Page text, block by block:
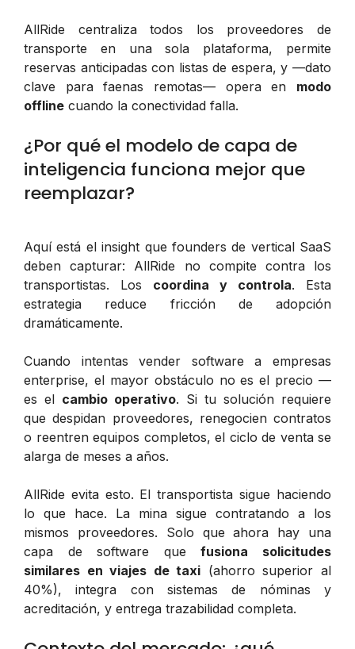
AllRide centraliza todos los proveedores de
transporte en una sola plataforma, permite
reservas anticipadas con listas de espera, y —dato
clave para faenas remotas— opera en modo
offline cuando la conectividad falla.
¿Por qué el modelo de capa de
inteligencia funciona mejor que
reemplazar?
Aquí está el insight que founders de vertical SaaS
deben capturar: AllRide no compite contra los
transportistas. Los coordina y controla. Esta
estrategia reduce fricción de adopción
dramáticamente.
Cuando intentas vender software a empresas
enterprise, el mayor obstáculo no es el precio —
es el cambio operativo. Si tu solución requiere
que despidan proveedores, renegocien contratos
o reentren equipos completos, el ciclo de venta se
alarga de meses a años.
AllRide evita esto. El transportista sigue haciendo
lo que hace. La mina sigue contratando a los
mismos proveedores. Solo que ahora hay una
capa de software quefusiona solicitudes
similares en viajes de taxi (ahorro superior al
40%), integra con sistemas de nóminas y
acreditación, y entrega trazabilidad completa.